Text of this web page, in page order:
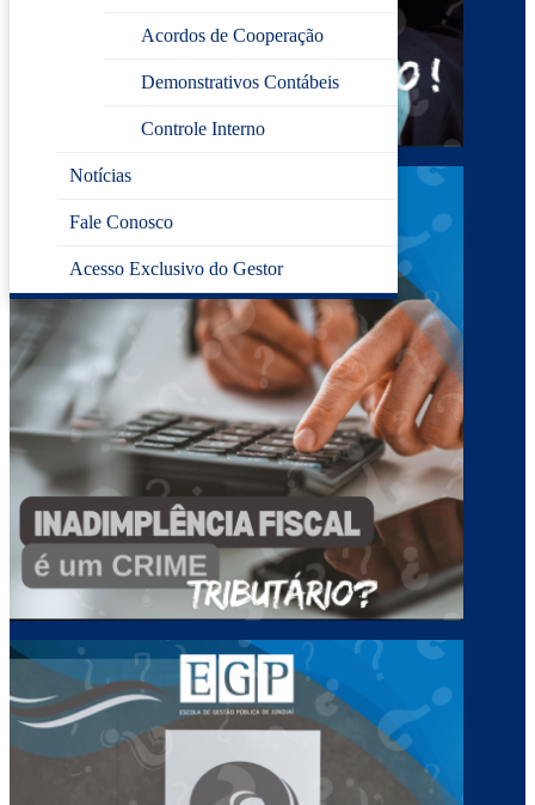
Acordos de Cooperação
Demonstrativos Contábeis
Controle Interno
Notícias
Fale Conosco
Acesso Exclusivo do Gestor